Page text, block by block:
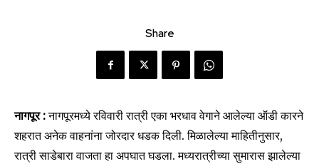
Share
नागपूर :नागपूरमध्ये रविवारी रात्री एका भरधाव वेगाने आलेल्या ऑडी कारने
शहरात अनेक वाहनांना जोरदार धडक दिली. मिळालेल्या माहितीनुसार,
रात्री साडेबारा वाजता हा अपघात घडला. मध्यरात्रीच्या सुमारास झालेल्या